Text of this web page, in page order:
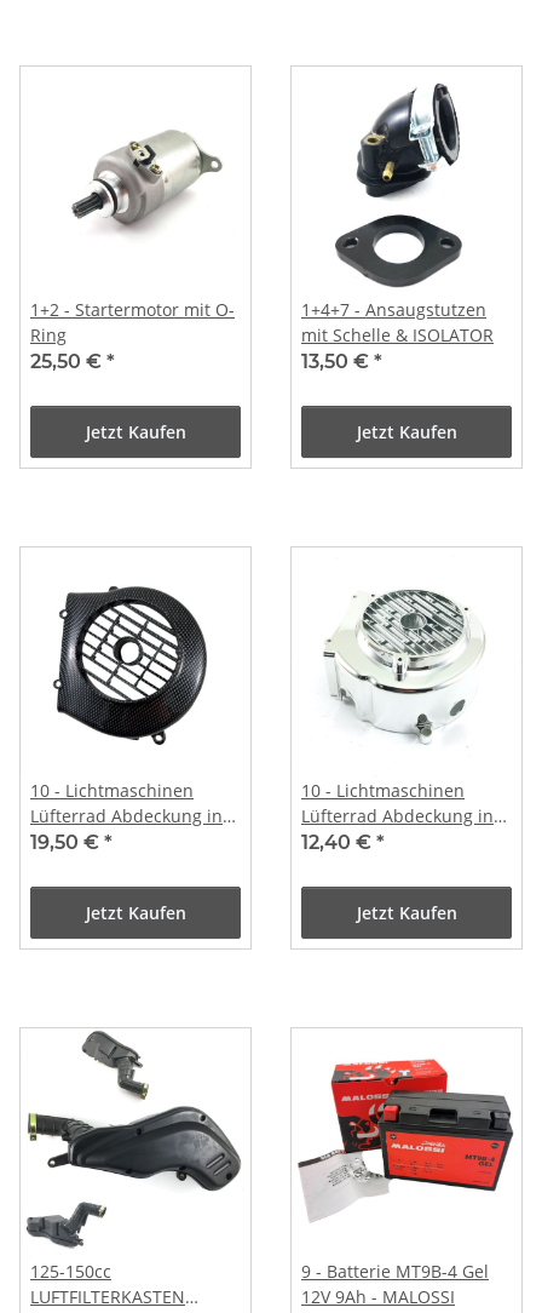
1+2 - Startermotor mit O-
Ring
25,50 € *
Jetzt Kaufen
1+4+7 - Ansaugstutzen
mit Schelle & ISOLATOR
13,50 € *
Jetzt Kaufen
10 - Lichtmaschinen
Lüfterrad Abdeckung in
CARBON Look
19,50 € *
Jetzt Kaufen
10 - Lichtmaschinen
Lüfterrad Abdeckung in
CHROME
12,40 € *
Jetzt Kaufen
125-150cc
LUFTFILTERKASTEN
9 - Batterie MT9B-4 Gel
12V 9Ah - MALOSSI